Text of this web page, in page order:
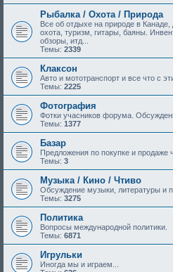
Рыбалка / Охота / Природа
Все об отдыхе на природе в
охота, туризм, гитары, баяны.
обзоры, итд...
Темы: 2339
Клаксон
Авто и мототранспорт и все что с
Темы: 2225
Фотография
Фотки учасников форума.
Темы: 1377
Базар
Предложения по покупке и продаже
Темы: 3
Музыка / Кино / Чтиво
Обсуждение музыки, литературы и
Темы: 3275
Политика
Вопросы международной политики.
Темы: 6871
Игрульки
Иногда мы и играем...